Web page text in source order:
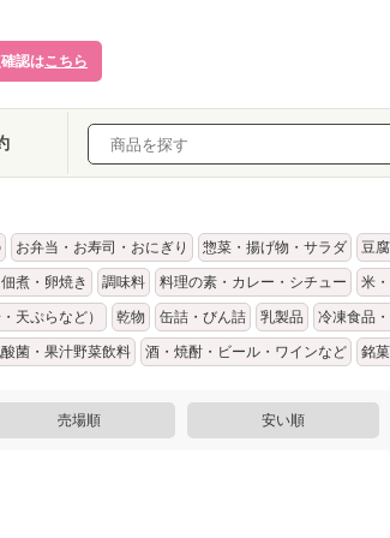
認はこちら
お弁当・お寿司・おにぎり 惣菜・揚げ物・サラダ 豆
煮・卵焼き 調味料 料理の素・カレー・シチュー 米
天ぷらなど） 乾物 缶詰・びん詰 乳製品 冷凍食品
菌・果汁野菜飲料 酒・焼酎・ビール・ワインなど 銘
売場順 安い順